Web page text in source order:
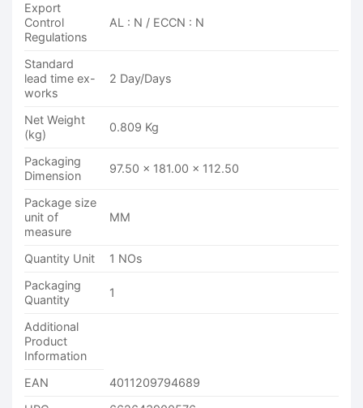
Export
Control
Regulations
AL : N / ECCN : N
Standard
lead time ex-
works
2 Day/Days
Net Weight
(kg)
0.809 Kg
Packaging
Dimension
97.50 x 181.00 x 112.50
Package size
unit of
measure
MM
Quantity Unit
1 NOs
Packaging
Quantity
1
Additional
Product
Information
EAN
4011209794689